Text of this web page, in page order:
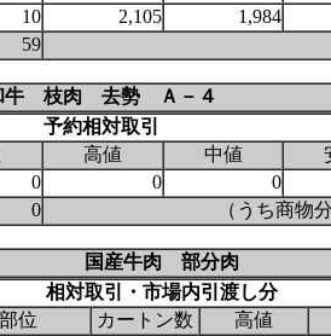
10 2,105
1,984
59
牛 枝肉 去勢 Ａ－４
予約相対取引
高値 中値
0 0
0
0 （うち商物
国産牛肉 部分肉
相対取引・市場内引渡し分
部位 カートン数 高値